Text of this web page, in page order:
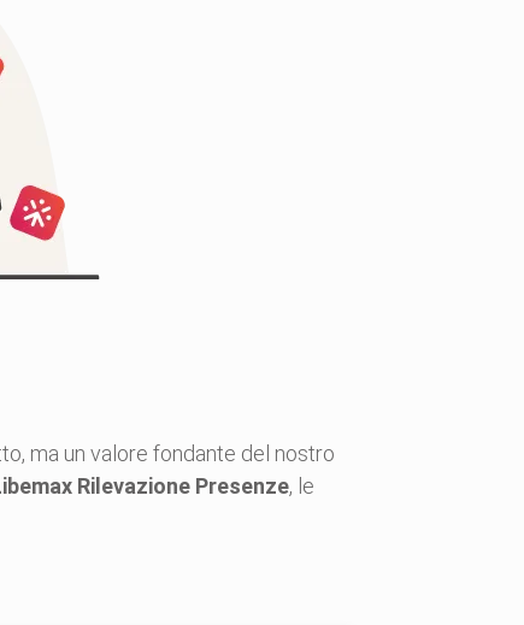
ma un valore fondante del nostro
Rilevazione Presenze, le